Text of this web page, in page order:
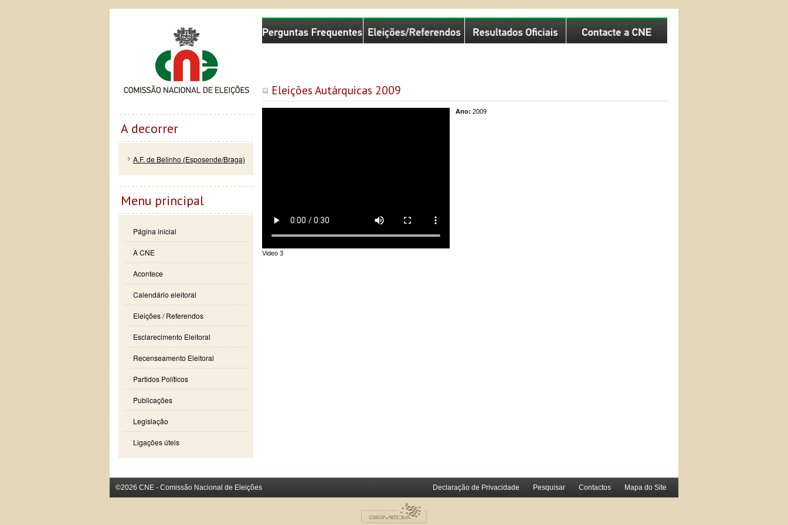
Eleições Autárquicas 2009
Ano: 2009
Video 3
Comissão Nacional de Eleições
A decorrer
A.F. de Belinho (Esposende/Braga)
Menu principal
Página inicial
A CNE
Acontece
Calendário eleitoral
Eleições / Referendos
Esclarecimento Eleitoral
Recenseamento Eleitoral
Partidos Políticos
Publicações
Legislação
Ligações úteis
©2026 CNE - Comissão Nacional de Eleições Declaração de Privacidade Pesquisar Contactos Mapa do Site